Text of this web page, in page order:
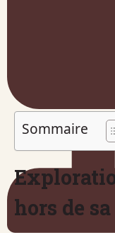
Sommaire
hors de